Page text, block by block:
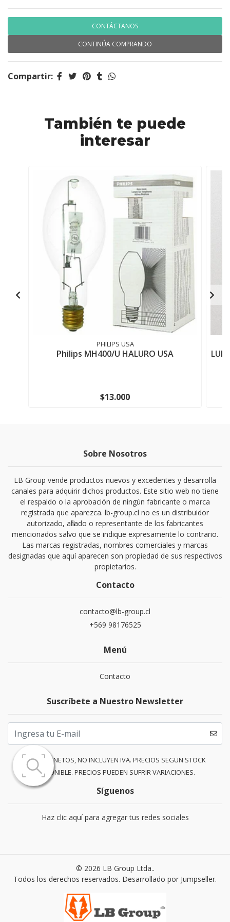
CONTÁCTANOS
CONTINÚA COMPRANDO
Compartir:
También te puede
interesar
PHILIPS USA
Philips MH400/U HALURO USA
$13.000
Sobre Nosotros
LB Group vende productos nuevos y excedentes y desarrolla
canales para adquirir dichos productos. Este sitio web no tiene
el respaldo o la aprobación de ningún fabricante o marca
registrada que aparezca. lb-group.cl no es un distribuidor
autorizado, afiliado o representante de los fabricantes
mencionados salvo que se indique expresamente lo contrario.
Las marcas registradas, nombres comerciales y marcas
designadas que aquí aparecen son propiedad de sus respectivos
propietarios.
Contacto
contacto@lb-group.cl
+569 98176525
Menú
Contacto
Suscríbete a Nuestro Newsletter
PRECIOS NETOS, NO INCLUYEN IVA. PRECIOS SEGUN STOCK
DISPONIBLE. PRECIOS PUEDEN SUFRIR VARIACIONES.
Síguenos
Haz clic aquí para agregar tus redes sociales
© 2026 LB Group Ltda..
Todos los derechos reservados. Desarrollado por Jumpseller.